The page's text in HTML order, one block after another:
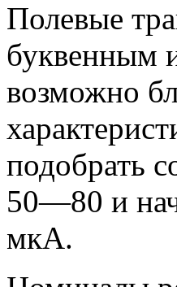
Полевые
буквенным
возможно
подобрать
50—80 и
мкА.